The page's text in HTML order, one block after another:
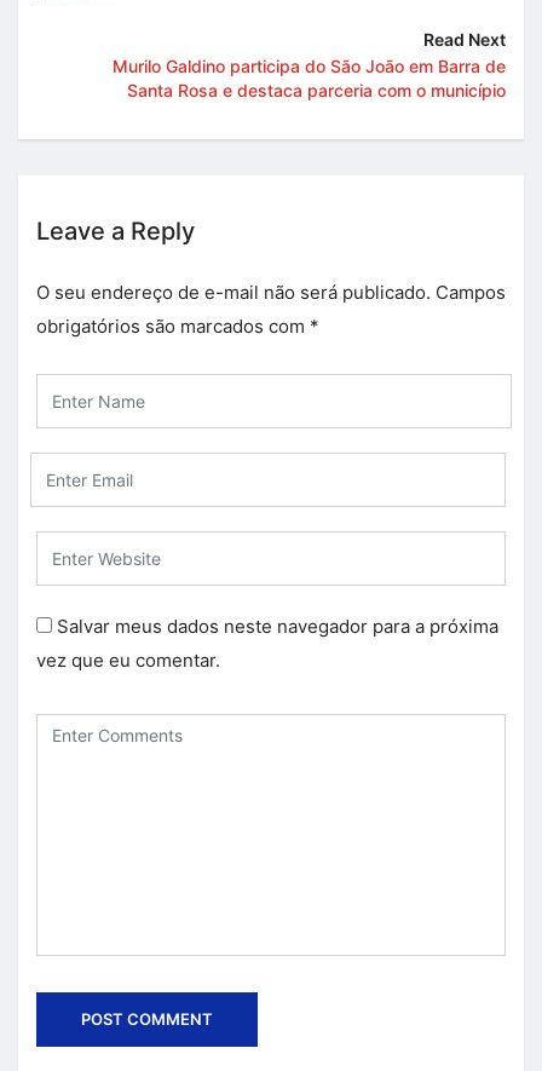
Read Next
Murilo Galdino participa do São João em Barra de
Santa Rosa e destaca parceria com o município
Leave a Reply
O seu endereço de e-mail não será publicado. Campos
obrigatórios são marcados com *
Salvar meus dados neste navegador para a próxima
vez que eu comentar.